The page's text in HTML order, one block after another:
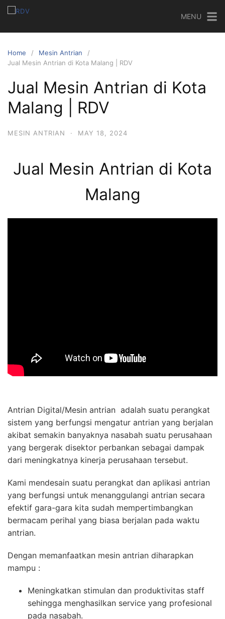
MENU
Home
Mesin Antrian
Jual Mesin Antrian di Kota Malang | RDV
Jual Mesin Antrian di Kota
Malang | RDV
MESIN ANTRIAN · MAY 18, 2024
Jual Mesin Antrian di Kota
Malang
Antrian Digital/Mesin antrian adalah suatu perangkat
sistem yang berfungsi mengatur antrian yang berjalan
akibat semakin banyaknya nasabah suatu perusahaan
yang bergerak disektor perbankan sebagai dampak
dari meningkatnya kinerja perusahaan tersebut.
Kami mendesain suatu perangkat dan aplikasi antrian
yang berfungsi untuk menanggulangi antrian secara
efektif gara-gara kita sudah mempertimbangkan
bermacam perihal yang biasa berjalan pada waktu
antrian.
Dengan memanfaatkan mesin antrian diharapkan
mampu :
Meningkatkan stimulan dan produktivitas staff
sehingga menghasilkan service yang profesional
pada nasabah.